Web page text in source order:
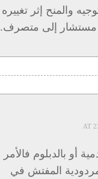
والمنح إثر تغييره
مستشار إلى متصرف.
أو بالدبلوم فالأمر
المفتش في